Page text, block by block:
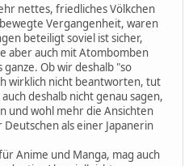
nettes, friedliches Völkchen
Vergangenheit, waren
beteiligt soviel ist sicher,
aber auch mit Atombomben
Ob wir deshalb "so
wirklich nicht beantworten, tut
deshalb nicht genau sagen,
und wohl mehr die Ansichten
als einer Japanerin
Anime und Manga, mag auch